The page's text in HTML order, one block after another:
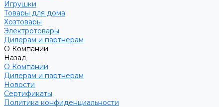
Игрушки
Товары для дома
Хозтовары
Электротовары
Дилерам и партнерам
О Компании
Назад
О Компании
Дилерам и партнерам
Новости
Сертификаты
Политика конфиденциальности